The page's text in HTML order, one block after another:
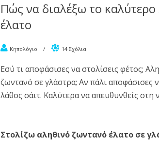
Πώς να διαλέξω το καλύτερο
έλατο
Κηπολόγιο / 14 Σχόλια
Εσύ τι αποφάσισες να στολίσεις φέτος;
ζωντανό σε γλάστρα; Αν πάλι αποφάσισες
λάθος σάιτ. Καλύτερα να απευθυνθείς στη
Στολίζω αληθινό ζωντανό έλατο σε